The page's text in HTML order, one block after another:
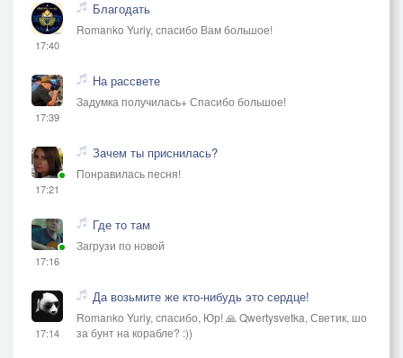
17:40
Благодать
Romanko Yuriy, спасибо Вам большое!
17:39
На рассвете
Задумка получилась+ Спасибо большое!
17:21
Зачем ты приснилась?
Понравилась песня!
17:16
Где то там
Загрузи по новой
17:14
Да возьмите же кто-нибудь это сердце!
Romanko Yuriy, спасибо, Юр! 🙏 Qwertysvetka, Светик, шо
за бунт на корабле? :))